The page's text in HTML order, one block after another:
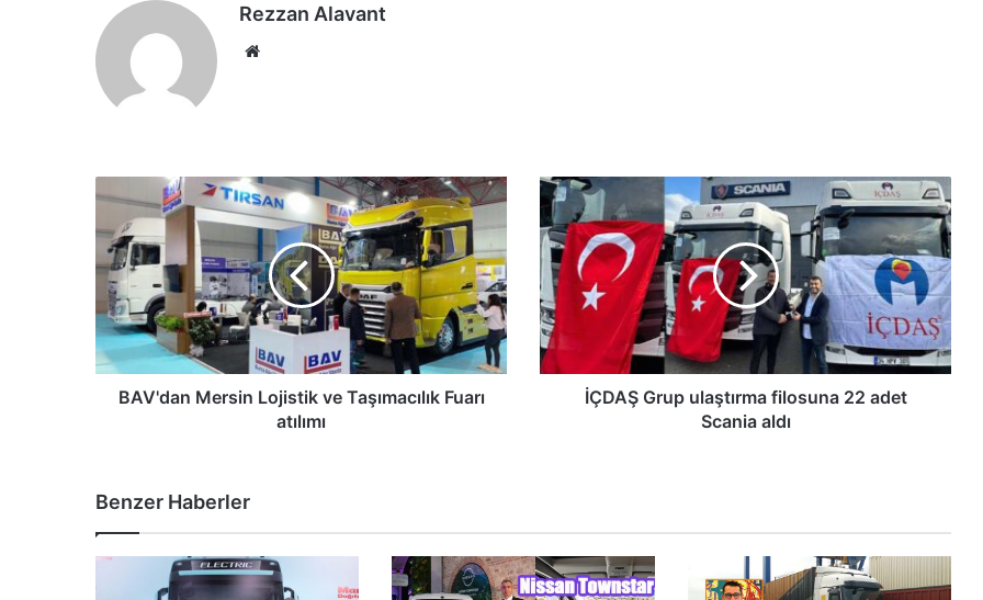
Rezzan Alavant
Mersin
Lojistik
ve
Taşımacılık
Fuarı
atılımı
BAV'dan Mersin Lojistik ve Taşımacılık Fuarı
atılımı
İÇDAŞ
Grup
ulaştırma
filosuna
22
adet
Scania
aldı
İÇDAŞ Grup ulaştırma filosuna 22 adet
Scania aldı
Benzer Haberler